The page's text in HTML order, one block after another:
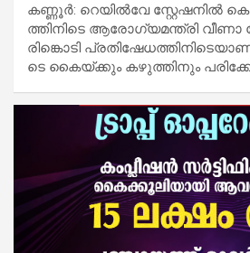
ക​ണ്ണൂ​ർ: റെ​യി​ൽ​വേ സ്റ്റേ​ഷ​നി​ൽ
ത്തി​നി​ടെ ആ​രോ​ഗ്യ​മ​ന്ത്രി വീ​ണാ
രി​ങ്കൊ​ടി
ടെ കൈയ്​ക്കും ക​ഴു​ത്തി​നും